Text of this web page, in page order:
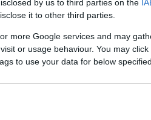
by us to third parties on the
it to other third parties.
more Google services and may
or usage behaviour. You may
to use your data for below
a Holt-tengeri
nem csupán az írnokok
dolgoztak, milyen
keresztül terjedtek